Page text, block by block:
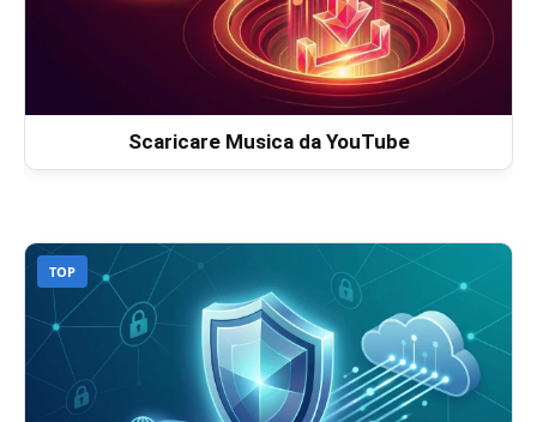
Scaricare Musica da YouTube
TOP